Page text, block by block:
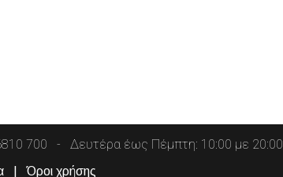
700 Δευτέρα έως Πέμπτη: 10:00 με 20:00
Όροι χρήσης